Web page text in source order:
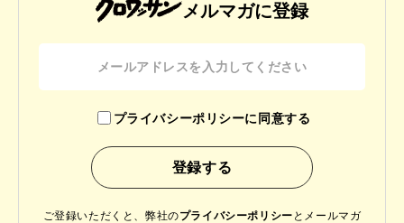
メルマガに登録
プライバシーポリシーに同意する
ご登録いただくと、弊社のプライバシーポリシー と メールマガ